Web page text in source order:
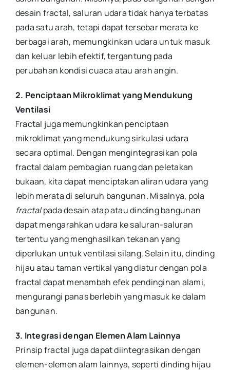
desain fractal, saluran udara tidak hanya terbatas
pada satu arah, tetapi dapat tersebar merata ke
berbagai arah, memungkinkan udara untuk masuk
dan keluar lebih efektif, tergantung pada
perubahan kondisi cuaca atau arah angin.
2. Penciptaan Mikroklimat yang Mendukung
Ventilasi
Fractal juga memungkinkan penciptaan
mikroklimat yang mendukung sirkulasi udara
secara optimal. Dengan mengintegrasikan pola
fractal dalam pembagian ruang dan peletakan
bukaan, kita dapat menciptakan aliran udara yang
lebih merata di seluruh bangunan. Misalnya, pola
fractalpada desain atap atau dinding bangunan
dapat mengarahkan udara ke saluran-saluran
tertentu yang menghasilkan tekanan yang
diperlukan untuk ventilasi silang. Selain itu, dinding
hijau atau taman vertikal yang diatur dengan pola
fractal dapat menambah efek pendinginan alami,
mengurangi panas berlebih yang masuk ke dalam
bangunan.
3. Integrasi dengan Elemen Alam Lainnya
Prinsip fractal juga dapat diintegrasikan dengan
elemen-elemen alam lainnya, seperti dinding hijau